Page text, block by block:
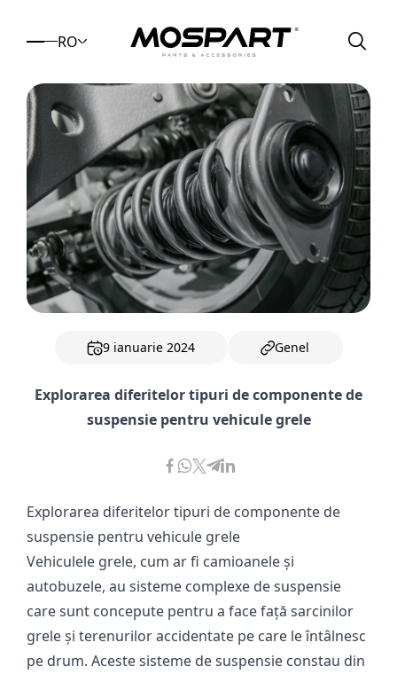
RO
9 ianuarie 2024 Genel
Explorarea diferitelor tipuri de componente de
suspensie pentru vehicule grele
Explorarea diferitelor tipuri de componente de
suspensie pentru vehicule grele
Vehiculele grele, cum ar fi camioanele și
autobuzele, au sisteme complexe de suspensie
care sunt concepute pentru a face față sarcinilor
grele și terenurilor accidentate pe care le întâlnesc
pe drum. Aceste sisteme de suspensie constau din